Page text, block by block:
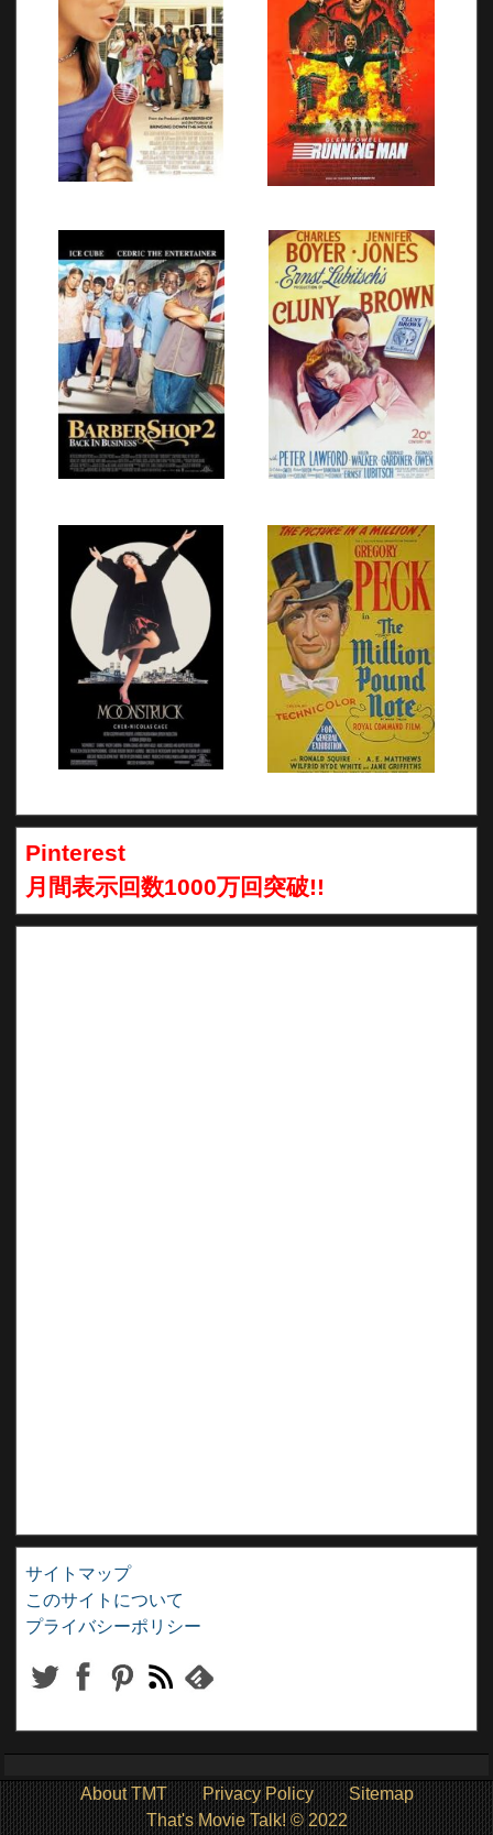
Pinterest
月間表示回数1000万回突破!!
サイトマップ
このサイトについて
プライバシーポリシー
About TMT Privacy Policy
Sitemap
That's Movie Talk! © 2022